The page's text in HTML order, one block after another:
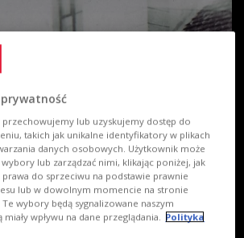
lub uzyskujemy dostęp do
takich jak unikalne identyfikatory w plikach
danych osobowych. Użytkownik może
lub zarządzać nimi, klikając poniżej, jak
do sprzeciwu na podstawie prawnie
lub w dowolnym momencie na stronie
wybory będą sygnalizowane naszym
wpływu na dane przeglądania. Polityka